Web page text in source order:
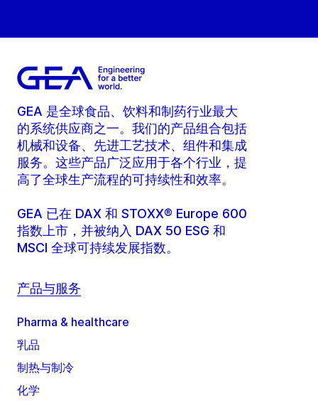
GEA 是全球食品、饮料和制药行业最大
的系统供应商之一。我们的产品组合包括
机械和设备、先进工艺技术、组件和集成
服务。这些产品广泛应用于各个行业，提
高了全球生产流程的可持续性和效率。
GEA 已在 DAX 和 STOXX® Europe 600
指数上市，并被纳入 DAX 50 ESG 和
MSCI 全球可持续发展指数。
产品与服务
Pharma & healthcare
乳品
制热与制冷
化学